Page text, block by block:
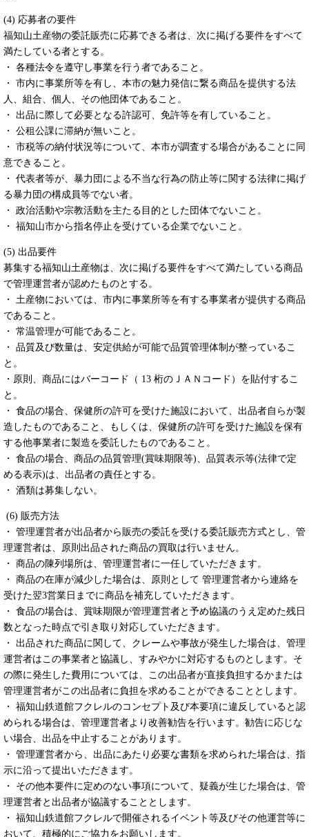
(4) 応募者の要件
福知山土産物の委託販売に応募できる者は、次に掲げる要件をすべて
満たしている者とする。
・ 各種法令を遵守し事業を行う者であること。
・ 市内に事業所等を有し、本市の魅力発信に繋る商品を提供する法
人、組合、個人、その他団体であること。
・ 出品に際して必要となる許認可、免許等を有していること。
・ 公租公課に滞納が無いこと。
・ 市税等の納付状況等について、本市が調査する場合があることに同
意できること。
・ 代表者等が、暴力団による不当な行為の防止等に関する法律に掲げ
る暴力団の構成員等でない者。
・ 政治活動や宗教活動を主たる目的とした団体でないこと。
・ 福知山市から指名停止を受けている企業でないこと。
(5) 出品要件
募集する福知山土産物は、次に掲げる要件をすべて満たしている商品
で管理運営者が認めたものとする。
・ 土産物においては、市内に事業所等を有する事業者が提供する商品
であること。
・ 常温管理が可能であること。
・ 品質及び数量は、安定供給が可能で品質管理体制が整っているこ
と。
・原則、商品にはバーコード（ 13 桁のＪＡＮコード）を貼付するこ
と。
・ 食品の場合、保健所の許可を受けた施設において、出品者自らが製
造したものであること、もしくは、保健所の許可を受けた施設を保有
する他事業者に製造を委託したものであること。
・ 食品の場合、商品の品質管理(賞味期限等)、品質表示等(法律で定
める表示)は、出品者の責任とする。
・ 酒類は募集しない。
(6) 販売方法
・ 管理運営者が出品者から販売の委託を受ける委託販売方式とし、管
理運営者は、原則出品された商品の買取は行いません。
・ 商品の陳列場所は、管理運営者に一任していただきます。
・ 商品の在庫が減少した場合は、原則として 管理運営者から連絡を
受けた翌3営業日までに商品を補充していただきます。
・ 食品の場合は、賞味期限が管理運営者と予め協議のうえ定めた残日
数となった時点で引き取り対応していただきます。
・ 出品された商品に関して、クレームや事故が発生した場合は、管理
運営者はこの事業者と協議し、すみやかに対応するものとします。そ
の際に発生した費用については、この出品者が直接負担するかまたは
管理運営者がこの出品者に負担を求めることができることとします。
・ 福知山鉄道館フクレルのコンセプト及び本要項に違反していると認
められる場合は、管理運営者より改善勧告を行います。勧告に応じな
い場合、出品を中止することがあります。
・ 管理運営者から、出品にあたり必要な書類を求められた場合は、指
示に沿って提出いただきます。
・ その他本要件に定めのない事項について、疑義が生じた場合は、管
理運営者と出品者が協議することとします。
・ 福知山鉄道館フクレルで開催されるイベント等及びその他運営等に
おいて、積極的にご協力をお願いします。